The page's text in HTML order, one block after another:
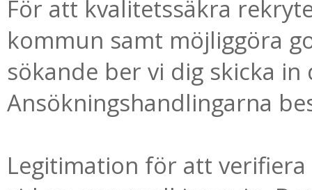
För att kvalitetssäkra
kommun samt möjliggöra
sökande ber vi dig skicka
Ansökningshandlingarna
Legitimation för att